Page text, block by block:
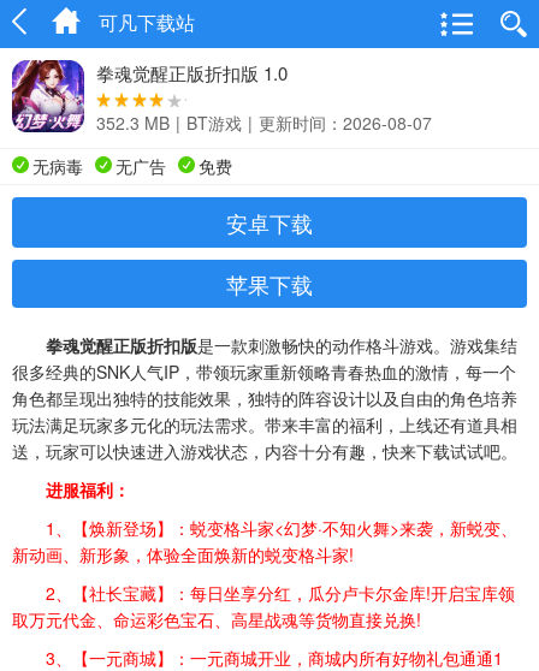
可凡下载站
拳魂觉醒正版折扣版 1.0
352.3 MB | BT游戏 | 更新时间：2026-08-07
无病毒
无广告 免费
安卓下载
苹果下载
拳魂觉醒正版折扣版是一款刺激畅快的动作格斗游戏。游戏集结
很多经典的SNK人气IP，带领玩家重新领略青春热血的激情，每一个
角色都呈现出独特的技能效果，独特的阵容设计以及自由的角色培养
玩法满足玩家多元化的玩法需求。带来丰富的福利，上线还有道具相
送，玩家可以快速进入游戏状态，内容十分有趣，快来下载试试吧。
进服福利：
1、【焕新登场】：蜕变格斗家<幻梦·不知火舞>来袭，新蜕变、
新动画、新形象，体验全面焕新的蜕变格斗家!
2、【社长宝藏】：每日坐享分红，瓜分卢卡尔金库!开启宝库领
取万元代金、命运彩色宝石、高星战魂等货物直接兑换!
3、【一元商城】：一元商城开业，商城内所有好物礼包通通1